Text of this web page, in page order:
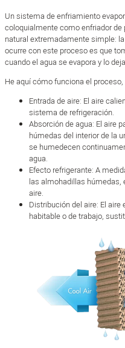
Un sistema de enfriamiento
coloquialmente como enfriador
natural extremadamente simple:
ocurre con este proceso es que
cuando el agua se evapora y lo
He aquí cómo funciona el
Entrada de aire: El aire
sistema de refrigeración.
Absorción de agua: El aire
húmedas del interior de la
se humedecen
agua.
Efecto refrigerante: A
las almohadillas húmedas,
aire.
Distribución del aire: El
habitable o de trabajo,